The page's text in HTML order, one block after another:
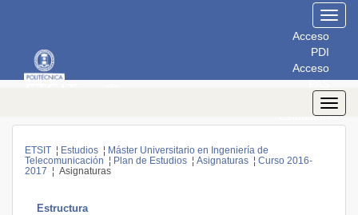
Acceso
PDI
Acceso
PAS
Acceso
Estudiantes
ETSIT ¦ Estudios ¦ Máster Universitario en Ingeniería de
Telecomunicación ¦ Plan de Estudios ¦ Asignaturas ¦ Curso 2016-
2017 ¦ Asignaturas
Estructura